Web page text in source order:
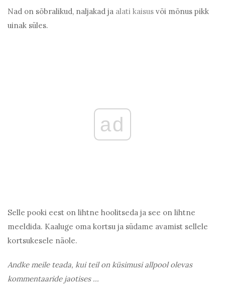
Nad on sõbralikud, naljakad ja alati kaisus või mõnus pikk
uinak süles.
ad
Selle pooki eest on lihtne hoolitseda ja see on lihtne
meeldida. Kaaluge oma kortsu ja südame avamist sellele
kortsukesele näole.
Andke meile teada, kui teil on küsimusi allpool olevas
kommentaaride jaotises ...